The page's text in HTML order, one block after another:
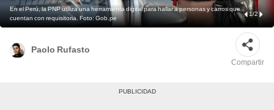
En el Perú, la PNP utiliza una herramienta digital para hallar a personas y carros que
cuentan con requisitoria. Foto: Gob.pe
1/2
Paolo Rufasto
Compartir